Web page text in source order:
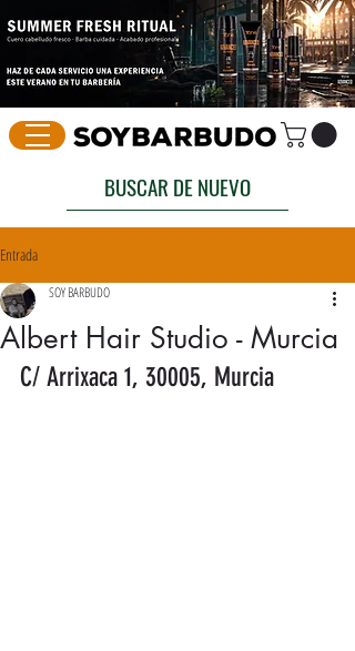
BUSCAR DE NUEVO
Entrada
Albert Hair Studio - Murcia
SOY BARBUDO
C/ Arrixaca 1, 30005, Murcia